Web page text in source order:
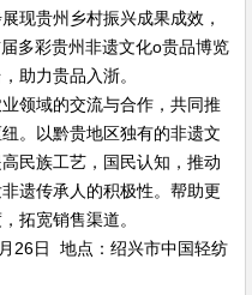
现贵州乡村振兴成果成效，
多彩贵州非遗文化o贵品博览
助力贵品入浙。
领域的交流与合作，共同推
。以黔贵地区独有的非遗文
民族工艺，国民认知，推动
遗传承人的积极性。帮助更
拓宽销售渠道。
26日 地点：绍兴市中国轻纺